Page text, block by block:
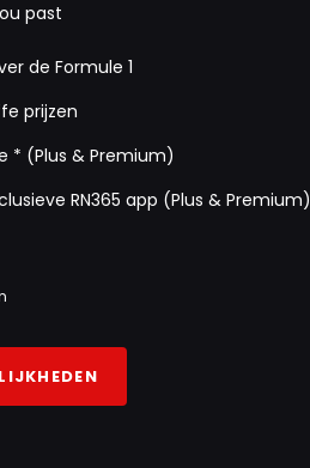
past
de Formule 1
prijzen
* (Plus & Premium)
RN365 app (Plus & Premium)